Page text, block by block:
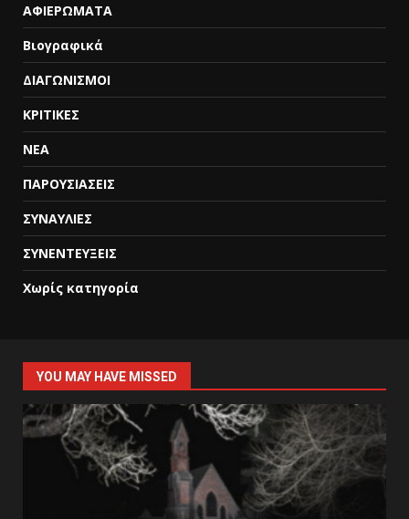
ΑΦΙΕΡΩΜΑΤΑ
Βιογραφικά
ΔΙΑΓΩΝΙΣΜΟΙ
ΚΡΙΤΙΚΕΣ
ΝΕΑ
ΠΑΡΟΥΣΙΑΣΕΙΣ
ΣΥΝΑΥΛΙΕΣ
ΣΥΝΕΝΤΕΥΞΕΙΣ
Χωρίς κατηγορία
YOU MAY HAVE MISSED